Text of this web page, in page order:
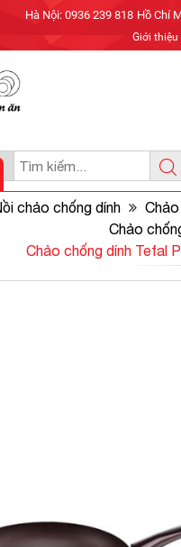
Hà Nội: 0936 239 818 Hồ Chí
Giới thiệu
chảo chống dính
Chảo
Chảo chống dính Tefal